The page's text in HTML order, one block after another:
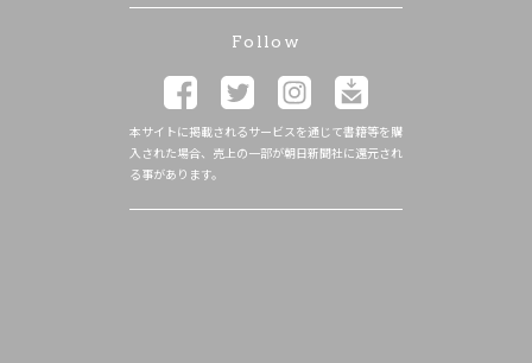
Follow
本サイトに掲載されるサービスを通じて書籍等を購
入された場合、売上の一部が朝日新聞社に還元され
る事があります。